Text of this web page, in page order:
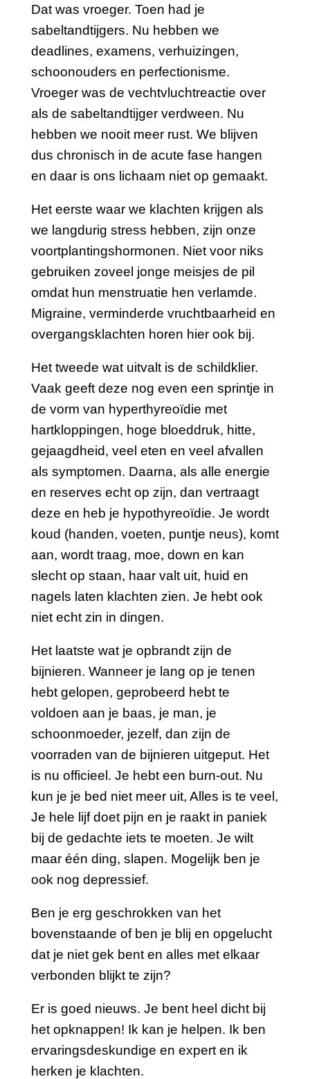
Dat was vroeger. Toen had je
sabeltandtijgers. Nu hebben we
deadlines, examens, verhuizingen,
schoonouders en perfectionisme.
Vroeger was de vechtvluchtreactie over
als de sabeltandtijger verdween. Nu
hebben we nooit meer rust. We blijven
dus chronisch in de acute fase hangen
en daar is ons lichaam niet op gemaakt.
Het eerste waar we klachten krijgen als
we langdurig stress hebben, zijn onze
voortplantingshormonen. Niet voor niks
gebruiken zoveel jonge meisjes de pil
omdat hun menstruatie hen verlamde.
Migraine, verminderde vruchtbaarheid en
overgangsklachten horen hier ook bij.
Het tweede wat uitvalt is de schildklier.
Vaak geeft deze nog even een sprintje in
de vorm van hyperthyreoïdie met
hartkloppingen, hoge bloeddruk, hitte,
gejaagdheid, veel eten en veel afvallen
als symptomen. Daarna, als alle energie
en reserves echt op zijn, dan vertraagt
deze en heb je hypothyreoïdie. Je wordt
koud (handen, voeten, puntje neus), komt
aan, wordt traag, moe, down en kan
slecht op staan, haar valt uit, huid en
nagels laten klachten zien. Je hebt ook
niet echt zin in dingen.
Het laatste wat je opbrandt zijn de
bijnieren. Wanneer je lang op je tenen
hebt gelopen, geprobeerd hebt te
voldoen aan je baas, je man, je
schoonmoeder, jezelf, dan zijn de
voorraden van de bijnieren uitgeput. Het
is nu officieel. Je hebt een burn-out. Nu
kun je je bed niet meer uit, Alles is te veel,
Je hele lijf doet pijn en je raakt in paniek
bij de gedachte iets te moeten. Je wilt
maar één ding, slapen. Mogelijk ben je
ook nog depressief.
Ben je erg geschrokken van het
bovenstaande of ben je blij en opgelucht
dat je niet gek bent en alles met elkaar
verbonden blijkt te zijn?
Er is goed nieuws. Je bent heel dicht bij
het opknappen! Ik kan je helpen. Ik ben
ervaringsdeskundige en expert en ik
herken je klachten.